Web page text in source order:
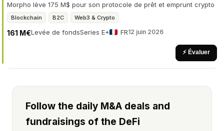
Morpho lève 175 M$ pour son protocole de prêt et emprunt crypto
Blockchain B2C Web3 & Crypto
Levée de fonds
161 M€ Series E+ FR12 juin 2026
⚡ Évaluer
Follow the daily M&A deals and
fundraisings of the DeFi